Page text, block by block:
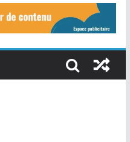
Arrosage